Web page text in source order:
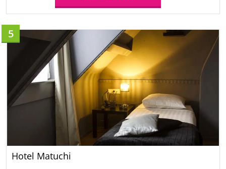
5
Hotel Matuchi